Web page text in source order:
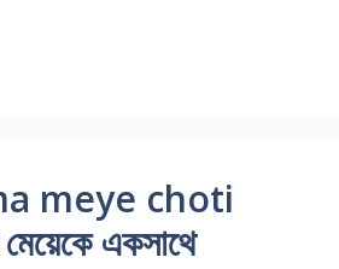
meye choti
একসাথে